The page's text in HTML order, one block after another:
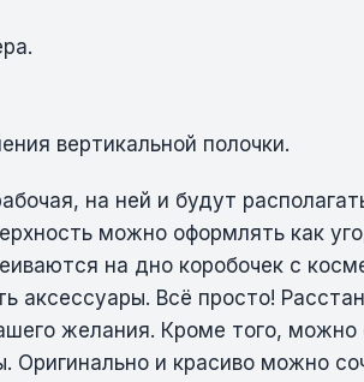
вертикальной полочки.
на ней и будут
можно оформлять как
на дно коробочек с
аксессуары. Всё просто!
желания. Кроме того, можно
Оригинально и красиво можно